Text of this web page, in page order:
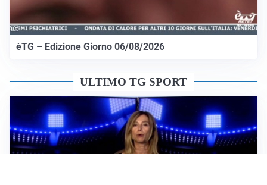
èTG – Edizione Giorno 06/08/2026
ULTIMO TG SPORT